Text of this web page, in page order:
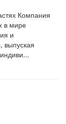
Компания
в мире
и
выпуская